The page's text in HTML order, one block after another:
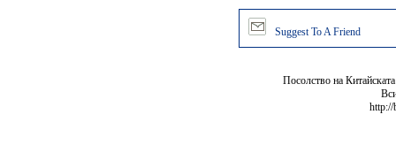
Suggest To A Friend
Посолство на
http://